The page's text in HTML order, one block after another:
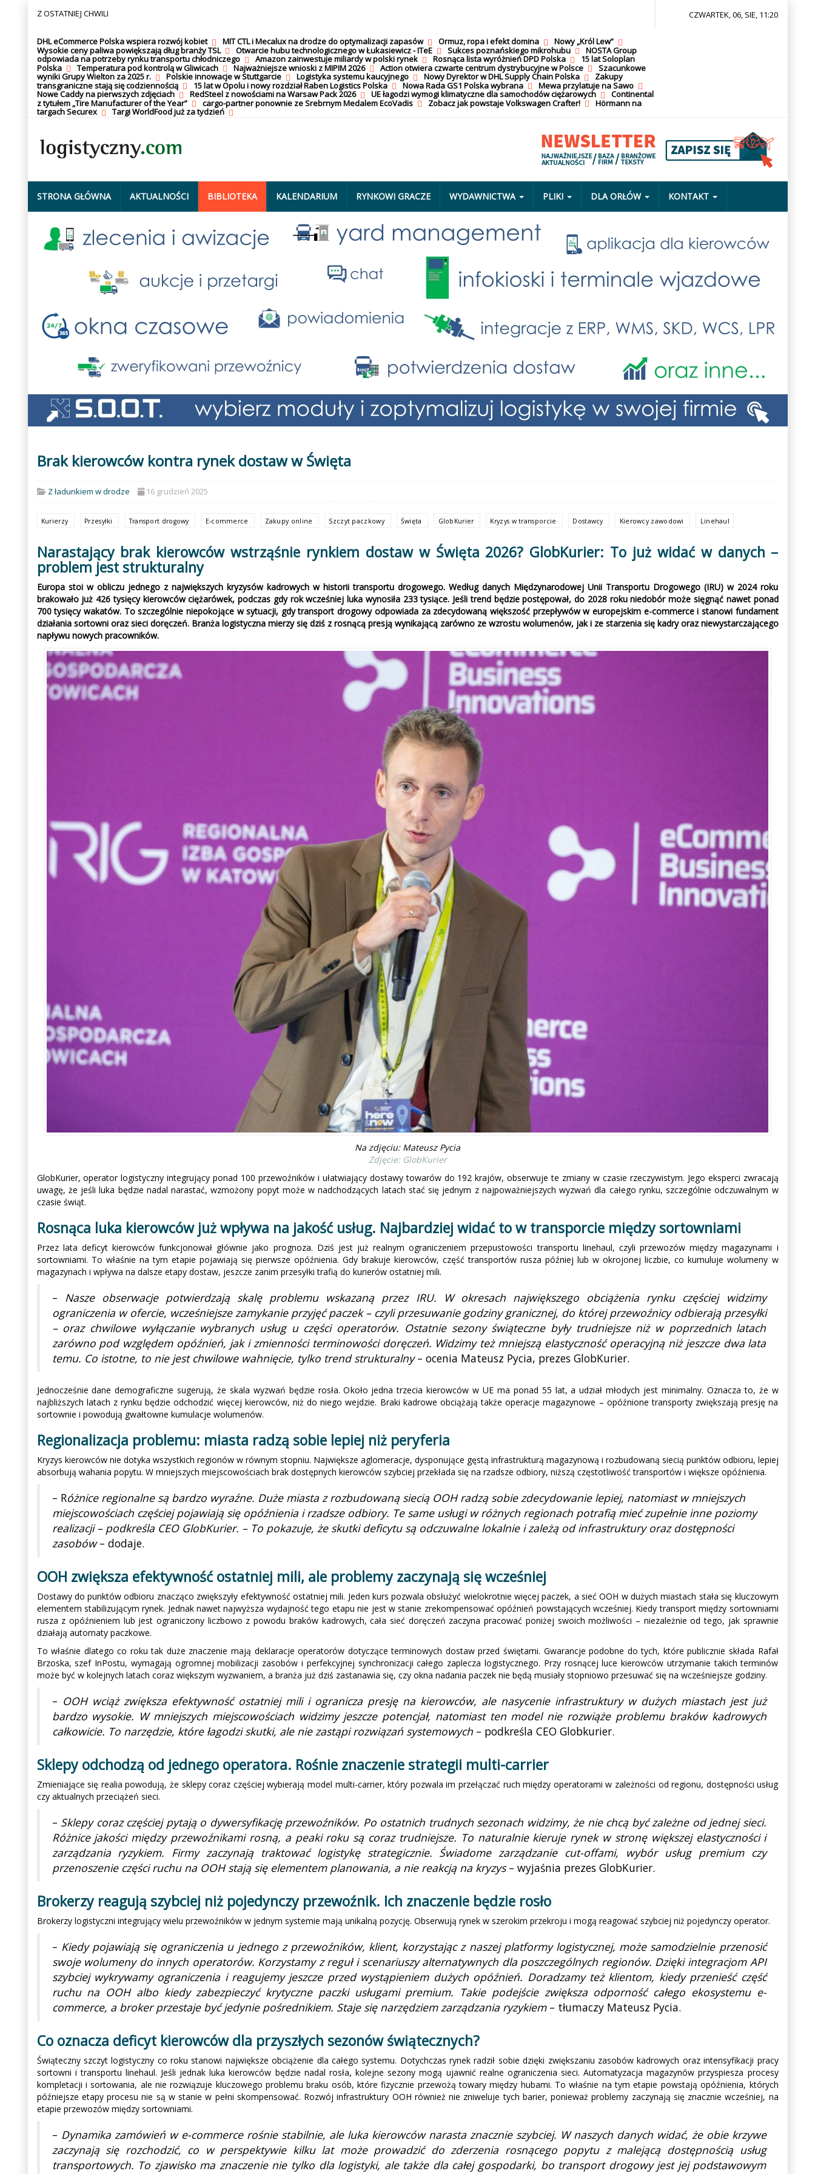
Z OSTATNIEJ CHWILI
DHL eCommerce Polska wspiera rozwój kobiet MIT CTL i Mecalux na drodze do optymalizacji zapasów Ormuz, ropa i efekt domina
Nowy „Król Lew”
Wysokie ceny paliwa powiększają dług branży TSL
Otwarcie hubu technologicznego w Łukasiewicz - ITeE Sukces poznańskiego mikrohubu
NOSTA Group
odpowiada na potrzeby rynku transportu chłodniczego
Amazon zainwestuje miliardy w polski rynek Rosnąca lista wyróżnień DPD Polska
15 lat Soloplan
Polska
Temperatura pod kontrolą w Gliwicach Najważniejsze wnioski z MIPIM 2026 Action otwiera czwarte centrum dystrybucyjne w Polsce
Szacunkowe
wyniki Grupy Wielton za 2025 r.
Polskie innowacje w Stuttgarcie Logistyka systemu kaucyjnego Nowy Dyrektor w DHL Supply Chain Polska
Zakupy
transgraniczne stają się codziennością
15 lat w Opolu i nowy rozdział Raben Logistics Polska Nowa Rada GS1 Polska wybrana
Mewa przylatuje na Sawo
Nowe Caddy na pierwszych zdjęciach
RedSteel z nowościami na Warsaw Pack 2026 UE łagodzi wymogi klimatyczne dla samochodów ciężarowych
Continental
z tytułem „Tire Manufacturer of the Year”
cargo-partner ponownie ze Srebrnym Medalem EcoVadis Zobacz jak powstaje Volkswagen Crafter!
Hörmann na
targach Securex
Targi WorldFood już za tydzień
CZWARTEK, 06, SIE, 11:20
STRONA GŁÓWNA AKTUALNOŚCI BIBLIOTEKA KALENDARIUM RYNKOWI GRACZE WYDAWNICTWA PLIKI DLA ORŁÓW KONTAKT
Brak kierowców kontra rynek dostaw w Święta
Z ładunkiem w drodze 16 grudzień 2025
Kurierzy Przesyłki Transport drogowy E-commerce Zakupy online Szczyt paczkowy Święta GlobKurier Kryzys w transporcie Dostawcy Kierowcy zawodowi Linehaul
Narastający brak kierowców wstrząśnie rynkiem dostaw w Święta 2026? GlobKurier: To już widać w danych –
problem jest strukturalny
Europa stoi w obliczu jednego z największych kryzysów kadrowych w historii transportu drogowego. Według danych Międzynarodowej Unii Transportu Drogowego (IRU) w 2024 roku
brakowało już 426 tysięcy kierowców ciężarówek, podczas gdy rok wcześniej luka wynosiła 233 tysiące. Jeśli trend będzie postępował, do 2028 roku niedobór może sięgnąć nawet ponad
700 tysięcy wakatów. To szczególnie niepokojące w sytuacji, gdy transport drogowy odpowiada za zdecydowaną większość przepływów w europejskim e-commerce i stanowi fundament
działania sortowni oraz sieci doręczeń. Branża logistyczna mierzy się dziś z rosnącą presją wynikającą zarówno ze wzrostu wolumenów, jak i ze starzenia się kadry oraz niewystarczającego
napływu nowych pracowników.
Na zdjęciu: Mateusz Pycia
Zdjęcie: GlobKurier
GlobKurier, operator logistyczny integrujący ponad 100 przewoźników i ułatwiający dostawy towarów do 192 krajów, obserwuje te zmiany w czasie rzeczywistym. Jego eksperci zwracają
uwagę, że jeśli luka będzie nadal narastać, wzmożony popyt może w nadchodzących latach stać się jednym z najpoważniejszych wyzwań dla całego rynku, szczególnie odczuwalnym w
czasie świąt.
Rosnąca luka kierowców już wpływa na jakość usług. Najbardziej widać to w transporcie między sortowniami
Przez lata deficyt kierowców funkcjonował głównie jako prognoza. Dziś jest już realnym ograniczeniem przepustowości transportu linehaul, czyli przewozów między magazynami i
sortowniami. To właśnie na tym etapie pojawiają się pierwsze opóźnienia. Gdy brakuje kierowców, część transportów rusza później lub w okrojonej liczbie, co kumuluje wolumeny w
magazynach i wpływa na dalsze etapy dostaw, jeszcze zanim przesyłki trafią do kurierów ostatniej mili.
– Nasze obserwacje potwierdzają skalę problemu wskazaną przez IRU. W okresach największego obciążenia rynku częściej widzimy
ograniczenia w ofercie, wcześniejsze zamykanie przyjęć paczek – czyli przesuwanie godziny granicznej, do której przewoźnicy odbierają przesyłki
– oraz chwilowe wyłączanie wybranych usług u części operatorów. Ostatnie sezony świąteczne były trudniejsze niż w poprzednich latach
zarówno pod względem opóźnień, jak i zmienności terminowości doręczeń. Widzimy też mniejszą elastyczność operacyjną niż jeszcze dwa lata
temu. Co istotne, to nie jest chwilowe wahnięcie, tylko trend strukturalny– ocenia Mateusz Pycia, prezes GlobKurier.
Jednocześnie dane demograficzne sugerują, że skala wyzwań będzie rosła. Około jedna trzecia kierowców w UE ma ponad 55 lat, a udział młodych jest minimalny. Oznacza to, że w
najbliższych latach z rynku będzie odchodzić więcej kierowców, niż do niego wejdzie. Braki kadrowe obciążają także operacje magazynowe – opóźnione transporty zwiększają presję na
sortownie i powodują gwałtowne kumulacje wolumenów.
Regionalizacja problemu: miasta radzą sobie lepiej niż peryferia
Kryzys kierowców nie dotyka wszystkich regionów w równym stopniu. Największe aglomeracje, dysponujące gęstą infrastrukturą magazynową i rozbudowaną siecią punktów odbioru, lepiej
absorbują wahania popytu. W mniejszych miejscowościach brak dostępnych kierowców szybciej przekłada się na rzadsze odbiory, niższą częstotliwość transportów i większe opóźnienia.
– Różnice regionalne są bardzo wyraźne. Duże miasta z rozbudowaną siecią OOH radzą sobie zdecydowanie lepiej, natomiast w mniejszych
miejscowościach częściej pojawiają się opóźnienia i rzadsze odbiory. Te same usługi w różnych regionach potrafią mieć zupełnie inne poziomy
realizacji – podkreśla CEO GlobKurier. – To pokazuje, że skutki deficytu są odczuwalne lokalnie i zależą od infrastruktury oraz dostępności
zasobów– dodaje.
OOH zwiększa efektywność ostatniej mili, ale problemy zaczynają się wcześniej
Dostawy do punktów odbioru znacząco zwiększyły efektywność ostatniej mili. Jeden kurs pozwala obsłużyć wielokrotnie więcej paczek, a sieć OOH w dużych miastach stała się kluczowym
elementem stabilizującym rynek. Jednak nawet najwyższa wydajność tego etapu nie jest w stanie zrekompensować opóźnień powstających wcześniej. Kiedy transport między sortowniami
rusza z opóźnieniem lub jest ograniczony liczbowo z powodu braków kadrowych, cała sieć doręczeń zaczyna pracować poniżej swoich możliwości – niezależnie od tego, jak sprawnie
działają automaty paczkowe.
To właśnie dlatego co roku tak duże znaczenie mają deklaracje operatorów dotyczące terminowych dostaw przed świętami. Gwarancje podobne do tych, które publicznie składa Rafał
Brzoska, szef InPostu, wymagają ogromnej mobilizacji zasobów i perfekcyjnej synchronizacji całego zaplecza logistycznego. Przy rosnącej luce kierowców utrzymanie takich terminów
może być w kolejnych latach coraz większym wyzwaniem, a branża już dziś zastanawia się, czy okna nadania paczek nie będą musiały stopniowo przesuwać się na wcześniejsze godziny.
– OOH wciąż zwiększa efektywność ostatniej mili i ogranicza presję na kierowców, ale nasycenie infrastruktury w dużych miastach jest już
bardzo wysokie. W mniejszych miejscowościach widzimy jeszcze potencjał, natomiast ten model nie rozwiąże problemu braków kadrowych
całkowicie. To narzędzie, które łagodzi skutki, ale nie zastąpi rozwiązań systemowych– podkreśla CEO Globkurier.
Sklepy odchodzą od jednego operatora. Rośnie znaczenie strategii multi-carrier
Zmieniające się realia powodują, że sklepy coraz częściej wybierają model multi-carrier, który pozwala im przełączać ruch między operatorami w zależności od regionu, dostępności usług
czy aktualnych przeciążeń sieci.
– Sklepy coraz częściej pytają o dywersyfikację przewoźników. Po ostatnich trudnych sezonach widzimy, że nie chcą być zależne od jednej sieci.
Różnice jakości między przewoźnikami rosną, a peaki roku są coraz trudniejsze. To naturalnie kieruje rynek w stronę większej elastyczności i
zarządzania ryzykiem. Firmy zaczynają traktować logistykę strategicznie. Świadome zarządzanie cut-offami, wybór usług premium czy
przenoszenie części ruchu na OOH stają się elementem planowania, a nie reakcją na kryzys– wyjaśnia prezes GlobKurier.
Brokerzy reagują szybciej niż pojedynczy przewoźnik. Ich znaczenie będzie rosło
Brokerzy logistyczni integrujący wielu przewoźników w jednym systemie mają unikalną pozycję. Obserwują rynek w szerokim przekroju i mogą reagować szybciej niż pojedynczy operator.
– Kiedy pojawiają się ograniczenia u jednego z przewoźników, klient, korzystając z naszej platformy logistycznej, może samodzielnie przenosić
swoje wolumeny do innych operatorów. Korzystamy z reguł i scenariuszy alternatywnych dla poszczególnych regionów. Dzięki integracjom API
szybciej wykrywamy ograniczenia i reagujemy jeszcze przed wystąpieniem dużych opóźnień. Doradzamy też klientom, kiedy przenieść część
ruchu na OOH albo kiedy zabezpieczyć krytyczne paczki usługami premium. Takie podejście zwiększa odporność całego ekosystemu e-
commerce, a broker przestaje być jedynie pośrednikiem. Staje się narzędziem zarządzania ryzykiem – tłumaczy Mateusz Pycia.
Co oznacza deficyt kierowców dla przyszłych sezonów świątecznych?
Świąteczny szczyt logistyczny co roku stanowi największe obciążenie dla całego systemu. Dotychczas rynek radził sobie dzięki zwiększaniu zasobów kadrowych oraz intensyfikacji pracy
sortowni i transportu linehaul. Jeśli jednak luka kierowców będzie nadal rosła, kolejne sezony mogą ujawnić realne ograniczenia sieci. Automatyzacja magazynów przyspiesza procesy
kompletacji i sortowania, ale nie rozwiązuje kluczowego problemu braku osób, które fizycznie przewożą towary między hubami. To właśnie na tym etapie powstają opóźnienia, których
późniejsze etapy procesu nie są w stanie w pełni skompensować. Rozwój infrastruktury OOH również nie zniweluje tych barier, ponieważ problemy zaczynają się znacznie wcześniej, na
etapie przewozów między sortowniami.
– Dynamika zamówień w e-commerce rośnie stabilnie, ale luka kierowców narasta znacznie szybciej. W naszych danych widać, że obie krzywe
zaczynają się rozchodzić, co w perspektywie kilku lat może prowadzić do zderzenia rosnącego popytu z malejącą dostępnością usług
transportowych. To zjawisko ma znaczenie nie tylko dla logistyki, ale także dla całej gospodarki, bo transport drogowy jest jej podstawowym